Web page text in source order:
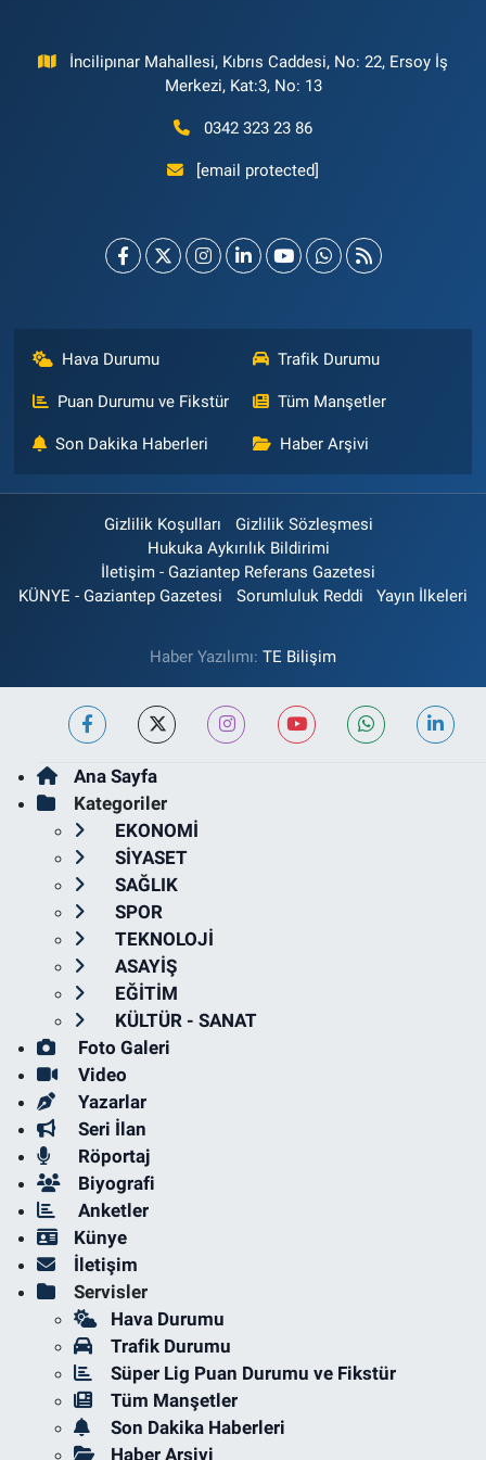
İncilipınar Mahallesi, Kıbrıs Caddesi, No: 22, Ersoy İş
Merkezi, Kat:3, No: 13
0342 323 23 86
[email protected]
Hava Durumu Trafik Durumu
Puan Durumu ve Fikstür Tüm Manşetler
Son Dakika Haberleri Haber Arşivi
Gizlilik Koşulları
Gizlilik Sözleşmesi
Hukuka Aykırılık Bildirimi
İletişim - Gaziantep Referans Gazetesi
KÜNYE - Gaziantep Gazetesi
Sorumluluk Reddi Yayın İlkeleri
Haber Yazılımı: TE Bilişim
Ana Sayfa
Kategoriler
EKONOMİ
SİYASET
SAĞLIK
SPOR
TEKNOLOJİ
ASAYİŞ
EĞİTİM
KÜLTÜR - SANAT
Foto Galeri
Video
Yazarlar
Seri İlan
Röportaj
Biyografi
Anketler
Künye
İletişim
Servisler
Hava Durumu
Trafik Durumu
Süper Lig Puan Durumu ve Fikstür
Tüm Manşetler
Son Dakika Haberleri
Haber Arşivi